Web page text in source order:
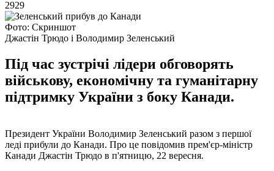
2929
Фото: Скриншот
Джастін Трюдо і Володимир Зеленський
Під час зустрічі лідери обговорять
військову, економічну та гуманітарну
підтримку України з боку Канади.
Президент України Володимир Зеленський разом з першої
леді прибули до Канади. Про це повідомив прем'єр-міністр
Канади Джастін Трюдо в п'ятницю, 22 вересня.